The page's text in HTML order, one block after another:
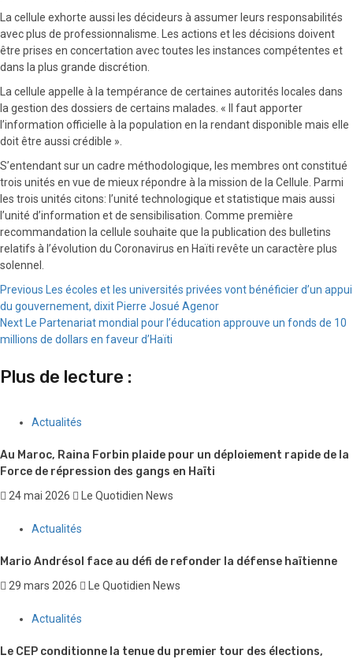
La cellule exhorte aussi les décideurs à assumer leurs responsabilités
avec plus de professionnalisme. Les actions et les décisions doivent
être prises en concertation avec toutes les instances compétentes et
dans la plus grande discrétion.
La cellule appelle à la tempérance de certaines autorités locales dans
la gestion des dossiers de certains malades. « Il faut apporter
l’information officielle à la population en la rendant disponible mais elle
doit être aussi crédible ».
S’entendant sur un cadre méthodologique, les membres ont constitué
trois unités en vue de mieux répondre à la mission de la Cellule. Parmi
les trois unités citons: l’unité technologique et statistique mais aussi
l’unité d’information et de sensibilisation. Comme première
recommandation la cellule souhaite que la publication des bulletins
relatifs à l’évolution du Coronavirus en Haïti revête un caractère plus
solennel.
Continue
Reading
Previous Les écoles et les universités privées vont bénéficier d’un appui
du gouvernement, dixit Pierre Josué Agenor
Next Le Partenariat mondial pour l’éducation approuve un fonds de 10
millions de dollars en faveur d’Haïti
Plus de lecture :
Actualités
Au Maroc, Raina Forbin plaide pour un déploiement rapide de la
Force de répression des gangs en Haïti
24 mai 2026 Le Quotidien News
Actualités
Mario Andrésol face au défi de refonder la défense haïtienne
29 mars 2026 Le Quotidien News
Actualités
Le CEP conditionne la tenue du premier tour des élections,